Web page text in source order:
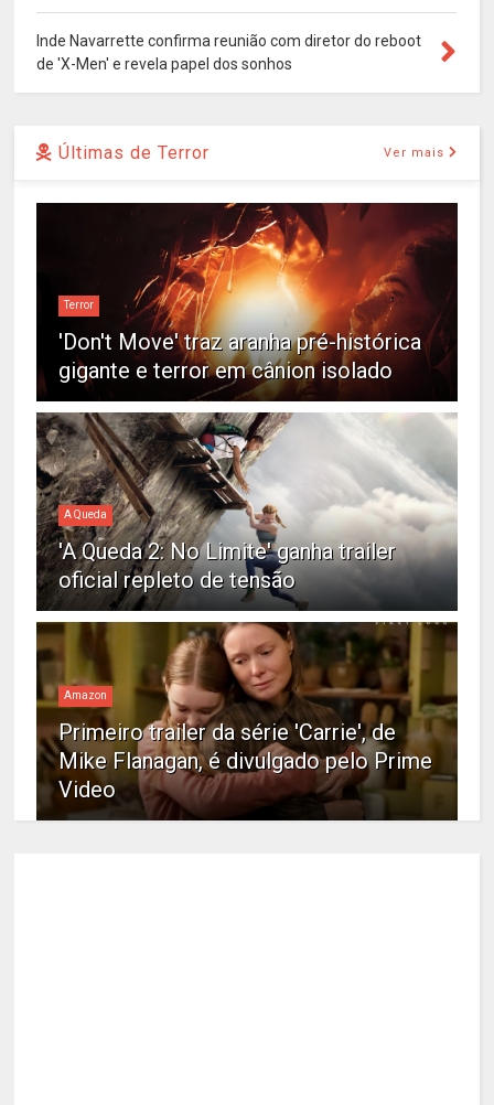
Inde Navarrette confirma reunião com diretor do reboot
de 'X-Men' e revela papel dos sonhos
Últimas de Terror Ver mais
Terror
'Don't Move' traz aranha pré-histórica
gigante e terror em cânion isolado
A Queda
'A Queda 2: No Limite' ganha trailer
oficial repleto de tensão
Amazon
Primeiro trailer da série 'Carrie', de
Mike Flanagan, é divulgado pelo Prime
Video